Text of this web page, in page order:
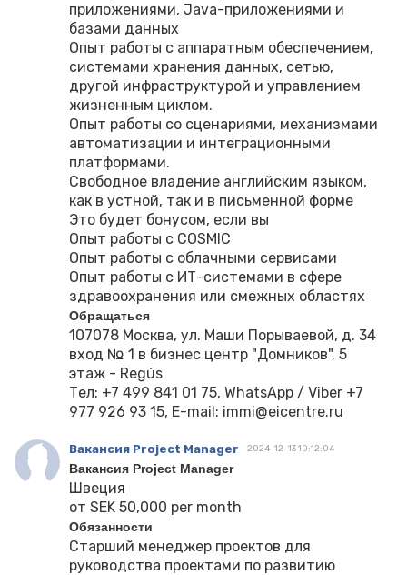
приложениями, Java-приложениями и
базами данных
Опыт работы с аппаратным обеспечением,
системами хранения данных, сетью,
другой инфраструктурой и управлением
жизненным циклом.
Опыт работы со сценариями, механизмами
автоматизации и интеграционными
платформами.
Свободное владение английским языком,
как в устной, так и в письменной форме
Это будет бонусом, если вы
Опыт работы с COSMIC
Опыт работы с облачными сервисами
Опыт работы с ИТ-системами в сфере
здравоохранения или смежных областях
Обращаться
107078 Москва, ул. Маши Порываевой, д. 34
вход № 1 в бизнес центр "Домников", 5
этаж - Regús
Тел: +7 499 841 01 75, WhatsApp / Viber +7
977 926 93 15, E-mail: immi@eicentre.ru
Вакансия Project Manager 2024-12-13 10:12:04
Вакансия Project Manager
Швеция
от SEK 50,000 per month
Обязанности
Старший менеджер проектов для
руководства проектами по развитию